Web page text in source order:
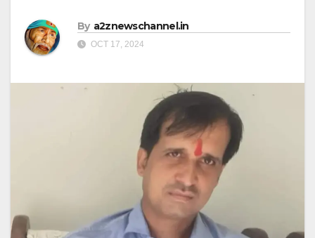
By a2znewschannel.in
OCT 17, 2024